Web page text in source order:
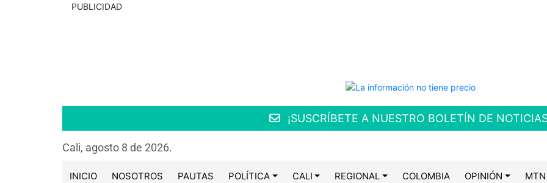
PUBLICIDAD
¡SUSCRÍBETE A NUESTRO BOLETÍN DE
Cali, agosto 8 de 2026.
INICIO NOSOTROS PAUTAS POLÍTICA CALI REGIONAL COLOMBIA OPINIÓN MTN